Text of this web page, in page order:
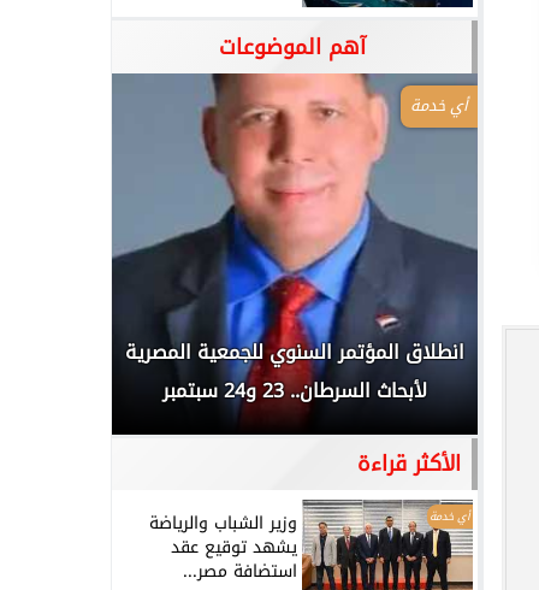
آهم الموضوعات
أي خدمة
انطلاق المؤتمر السنوي للجمعية المصرية
لأبحاث السرطان.. 23 و24 سبتمبر
الأكثر قراءة
أي خدمة وزير الشباب والرياضة
يشهد توقيع عقد
استضافة مصر...